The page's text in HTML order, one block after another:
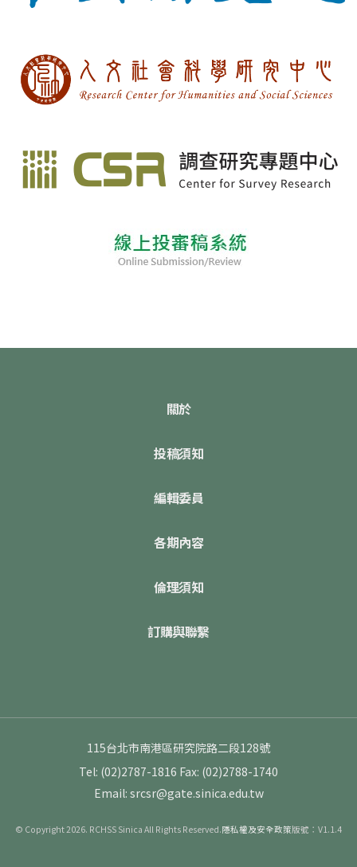
關於
投稿須知
編輯委員
各期內容
倫理須知
訂購與聯繫
115台北市南港區研究院路二段128號
Tel: (02)2787-1816 Fax: (02)2788-1740
Email: srcsr@gate.sinica.edu.tw
© Copyright 2026. RCHSS Sinica All Rights Reserved.隱私權及安全政策版號：V1.1.4